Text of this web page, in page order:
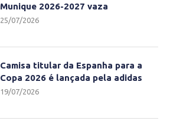
Munique 2026-2027 vaza
25/07/2026
Camisa titular da Espanha para a
Copa 2026 é lançada pela adidas
19/07/2026